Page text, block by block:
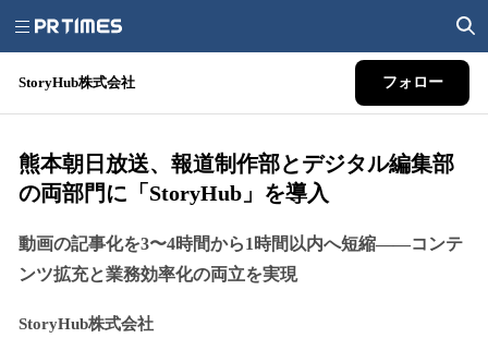
StoryHub株式会社 フォロー
熊本朝日放送、報道制作部とデジタル編集部
の両部門に「StoryHub」を導入
動画の記事化を3〜4時間から1時間以内へ短縮——コンテ
ンツ拡充と業務効率化の両立を実現
StoryHub株式会社